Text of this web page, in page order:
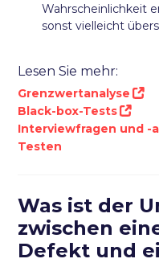
Wahrscheinlichkeit
sonst vielleicht
Lesen Sie mehr:
Grenzwertanalyse
Black-box-Tests
Interviewfragen und -
Testen
Was ist der
zwischen
Defekt und